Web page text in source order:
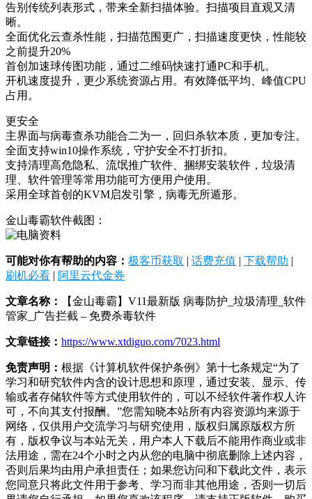
告别传统列表形式，带来全新扫描体验。扫描项目直观又清
晰。
全面优化云查杀性能，扫描范围更广，扫描速度更快，性能较
之前提升20%
首创加速球传图功能，通过二维码快速打通PC和手机。
开机速度提升，更少系统资源占用。有效降低平均、峰值CPU
占用。
更安全
主界面与病毒查杀功能合二为一，回归杀软本质，更加专注。
全面支持win10操作系统，守护安全不打折扣。
支持清理高危隐私、流氓推广软件、捆绑安装软件，垃圾清
理、软件管理等常用功能可方便用户使用。
采用全球首创的KVM启发引擎，病毒无所遁形。
金山毒霸软件截图：
可能对你有帮助的内容： 极客币获取 | 话费充值 | 下载帮助 |
刷机必看 | 阿里云代金券
文章名称：
【金山毒霸】V11最新版 病毒防护_垃圾清理_软件
管家_广告拦截 – 免费杀毒软件
文章链接： https://www.xtdiguo.com/7023.html
免责声明： 根据《计算机软件保护条例》第十七条规定“为了
学习和研究软件内含的设计思想和原理，通过安装、显示、传
输或者存储软件等方式使用软件的，可以不经软件著作权人许
可，不向其支付报酬。”您需知晓本站所有内容资源均来源于
网络，仅供用户交流学习与研究使用，版权归属原版权方所
有，版权争议与本站无关，用户本人下载后不能用作商业或非
法用途，需在24个小时之内从您的电脑中彻底删除上述内容，
否则后果均由用户承担责任；如果您访问和下载此文件，表示
您同意只将此文件用于参考、学习而非其他用途，否则一切后